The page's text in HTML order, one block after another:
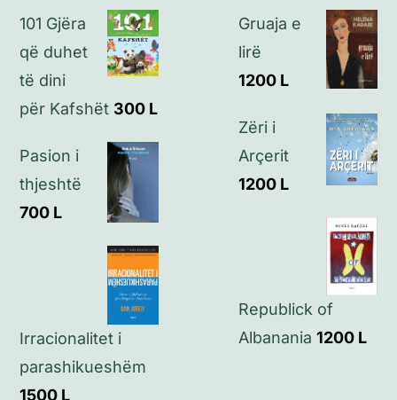
Politikat e privatësisë
101 Gjëra
që duhet
të dini
për Kafshët 300 L
Pasion i
thjeshtë
700 L
Irracionalitet i
parashikueshëm
1500 L
Gruaja e
lirë
1200 L
Zëri i
Arçerit
1200 L
Republick of
Albanania 1200 L